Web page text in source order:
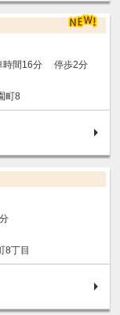
時間16分 停歩2分
町8
8丁目